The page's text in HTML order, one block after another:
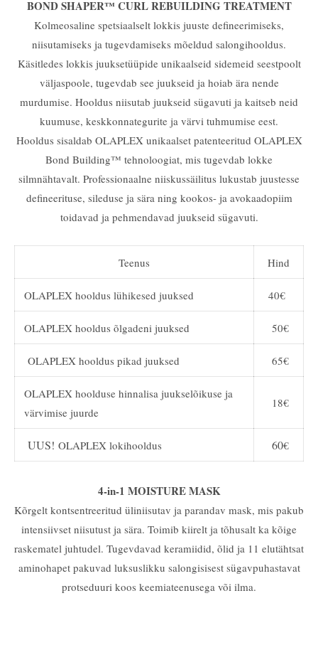
BOND SHAPER™ CURL REBUILDING TREATMENT
Kolmeosaline spetsiaalselt lokkis juuste defineerimiseks,
niisutamiseks ja tugevdamiseks mõeldud salongihooldus.
Käsitledes lokkis juuksetüüpide unikaalseid sidemeid seestpoolt
väljaspoole, tugevdab see juukseid ja hoiab ära nende
murdumise. Hooldus niisutab juukseid sügavuti ja kaitseb neid
kuumuse, keskkonnategurite ja värvi tuhmumise eest.
Hooldus sisaldab OLAPLEX unikaalset patenteeritud OLAPLEX
Bond Building™ tehnoloogiat, mis tugevdab lokke
silmnähtavalt. Professionaalne niiskussäilitus lukustab juustesse
defineerituse, sileduse ja sära ning kookos- ja avokaadopiim
toidavad ja pehmendavad juukseid sügavuti.
Teenus Hind
OLAPLEX hooldus lühikesed juuksed 40€
OLAPLEX hooldus õlgadeni juuksed 50€
OLAPLEX hooldus pikad juuksed 65€
OLAPLEX hoolduse hinnalisa juukselõikuse ja
värvimise juurde
18€
UUS! OLAPLEX lokihooldus 60€
4-in-1 MOISTURE MASK
Kõrgelt kontsentreeritud üliniisutav ja parandav mask, mis pakub
intensiivset niisutust ja sära. Toimib kiirelt ja tõhusalt ka kõige
raskematel juhtudel. Tugevdavad keramiidid, õlid ja 11 elutähtsat
aminohapet pakuvad luksuslikku salongisisest sügavpuhastavat
protseduuri koos keemiateenusega või ilma.